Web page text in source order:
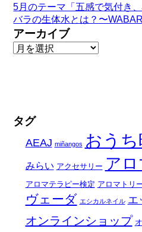
5月のテーマ「五感で気付き
バラの生体水とは？〜
アーカイブ
タグ
AEAJ miñangos おうち
みらい アクセサリー アロ
アロマテラピー検定 アロマトリ
ヴェーダ エシカルネイル エ
オンラインショップ